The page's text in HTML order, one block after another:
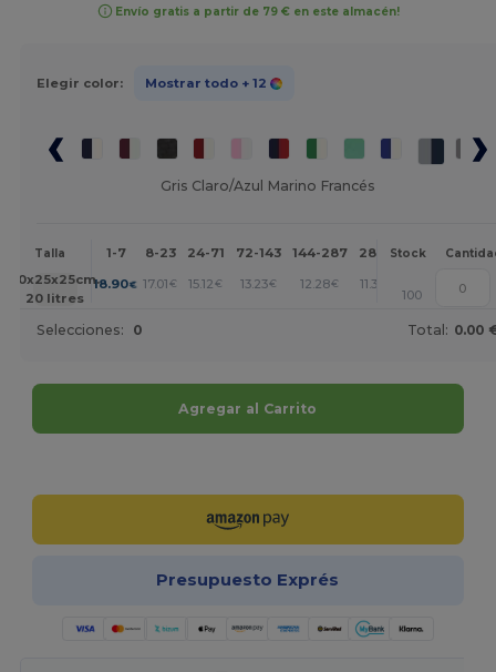
Envío gratis a partir de 79 € en este almacén!
Elegir color: Mostrar todo + 12
Gris Claro/Azul Marino Francés
Talla 1-7 8-23 24-71 72-143 144-287 288 + Más
Stock
50x25x25cm.
20 litres
18.90€ 17.01 € 15.12 € 13.23€ 12.28€ 11.34 +
100
Selecciones: 0 Total: 0.00
Agregar al Carrito
Presupuesto Exprés